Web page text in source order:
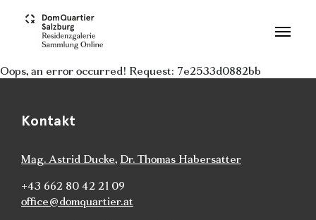
Oops, an error occurred! Request: 7e2533d0882bb
Kontakt
Mag. Astrid Ducke, Dr. Thomas Habersatter
+43 662 80 42 21 09
office@domquartier.at